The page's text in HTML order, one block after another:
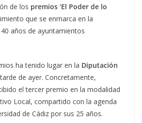
de los premios ‘El Poder de lo
que se enmarca en la
años de ayuntamientos
ha tenido lugar en la Diputación
de ayer. Concretamente,
el tercer premio en la modalidad
Local, compartido con la agenda
de Cádiz por sus 25 años.